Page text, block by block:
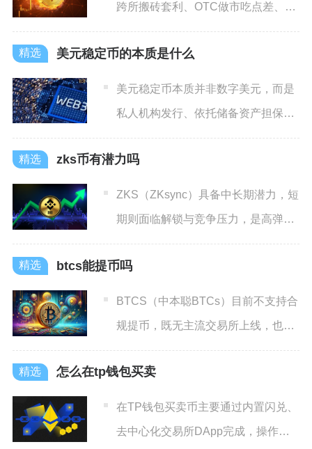
跨所搬砖套利、OTC做市吃点差、事
件驱动炒新币四大路径赚钱
美元稳定币的本质是什么
美元稳定币本质并非数字美元，而是
私人机构发行、依托储备资产担保、
运行在区块链上的美元债权凭
zks币有潜力吗
ZKS（ZKsync）具备中长期潜力，短
期则面临解锁与竞争压力，是高弹
性、高风险的Laye
btcs能提币吗
BTCS（中本聪BTCs）目前不支持合
规提币，既无主流交易所上线，也不
受监管认可，强行提币
怎么在tp钱包买卖
在TP钱包买卖币主要通过内置闪兑、
去中心化交易所DApp完成，操作前